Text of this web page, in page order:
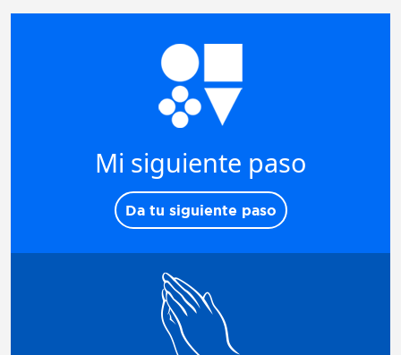
Mi siguiente paso
Da tu siguiente paso